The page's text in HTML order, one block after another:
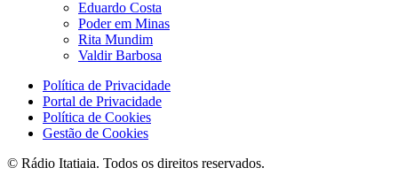
Eduardo Costa
Poder em Minas
Rita Mundim
Valdir Barbosa
Política de Privacidade
Portal de Privacidade
Política de Cookies
Gestão de Cookies
© Rádio Itatiaia. Todos os direitos reservados.